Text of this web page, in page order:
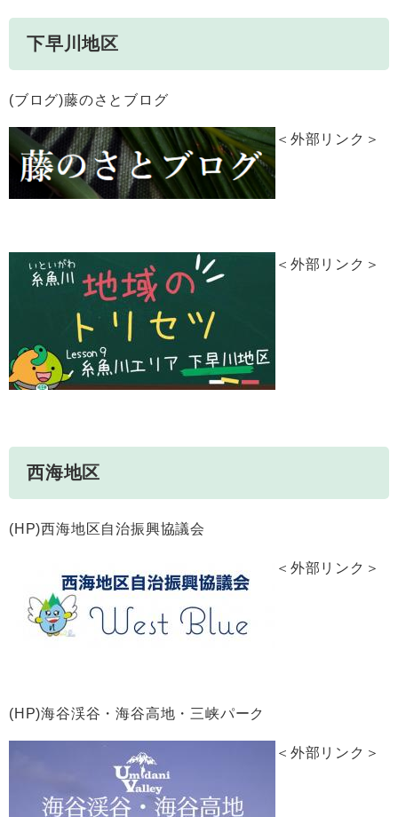
下早川地区
(ブログ)藤のさとブログ
＜外部リンク＞
＜外部リンク＞
西海地区
(HP)西海地区自治振興協議会
＜外部リンク＞
(HP)海谷渓谷・海谷高地・三峡パーク
＜外部リンク＞